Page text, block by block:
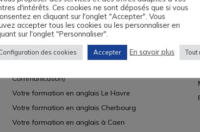
savoir plus sur la façon dont les données de vos
Découvrir nos offres
LINGUASKILL BULATS
Communication)
Votre formation en anglais Le Havre
Votre formation en anglais Cherbourg
Votre formation en anglais à Caen
d'intérêts. Ces cookies ne sont déposés que si vous
en cliquant sur l'onglet "Accepter". Vous
accepter tous les cookies ou les personnaliser en
sur l'onglet "Personnaliser".
des cookies Accepter En savoir plus Tout